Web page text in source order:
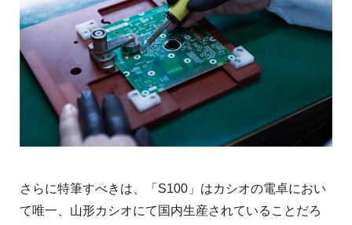
さらに特筆すべきは、「S100」はカシオの電卓におい
て唯一、山形カシオにて国内生産されていることだろ